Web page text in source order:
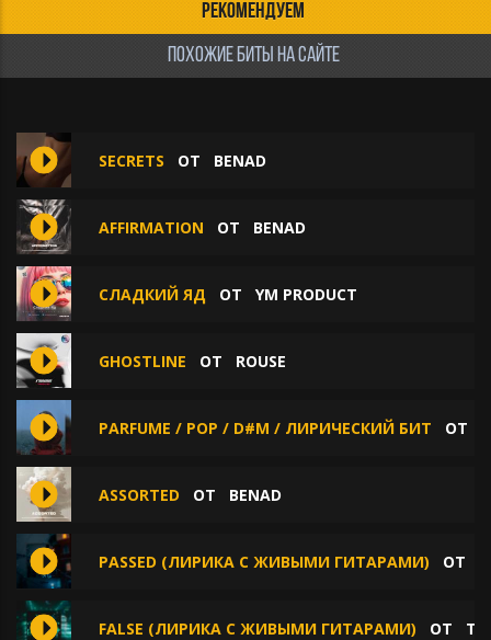
РЕКОМЕНДУЕМ
ПОХОЖИЕ БИТЫ НА САЙТЕ
SECRETS ОТ BENAD
AFFIRMATION ОТ BENAD
СЛАДКИЙ ЯД ОТ YM PRODUCT
GHOSTLINE ОТ ROUSE
PARFUME / POP / D#M / ЛИРИЧЕСКИЙ БИТ ОТ
ASSORTED ОТ BENAD
PASSED (ЛИРИКА С ЖИВЫМИ ГИТАРАМИ) ОТ
FALSE (ЛИРИКА С ЖИВЫМИ ГИТАРАМИ) ОТ